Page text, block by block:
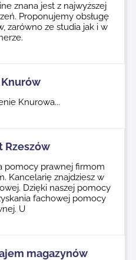
znana jest z najwyższej
Proponujemy obsługę
zarówno ze studia jak i w
Knurowa...
Rzeszów
pomocy prawnej firmom
Kancelarię znajdziesz w
Dzięki naszej pomocy
fachowej pomocy
U
magazynów